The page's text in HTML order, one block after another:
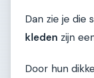
Dan zie je die
kleden zijn
Door hun